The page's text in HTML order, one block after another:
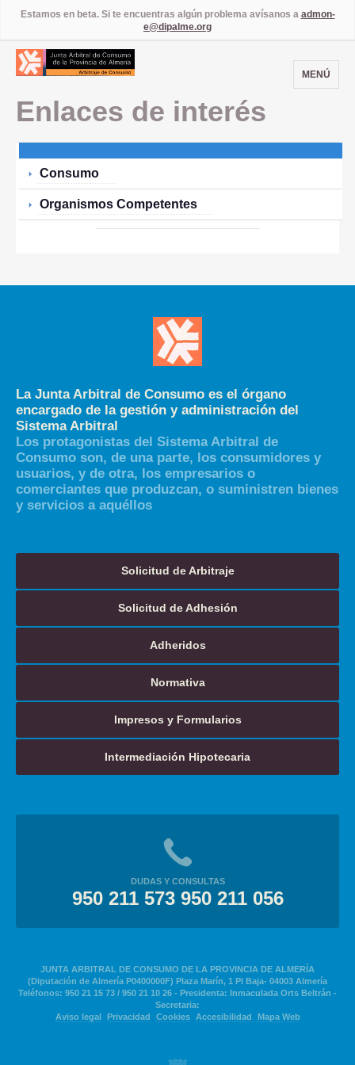
Estamos en beta. Si te encuentras algún problema avísanos a admon-
e@dipalme.org
MENÚ
Enlaces de interés
Consumo
Organismos Competentes
La Junta Arbitral de Consumo es el órgano
encargado de la gestión y administración del
Sistema Arbitral
Los protagonistas del Sistema Arbitral de
Consumo son, de una parte, los consumidores y
usuarios, y de otra, los empresarios o
comerciantes que produzcan, o suministren bienes
y servicios a aquéllos
Solicitud de Arbitraje
Solicitud de Adhesión
Adheridos
Normativa
Impresos y Formularios
Intermediación Hipotecaria
DUDAS Y CONSULTAS
950 211 573 950 211 056
JUNTA ARBITRAL DE CONSUMO DE LA PROVINCIA DE ALMERÍA
(Diputación de Almería P0400000F) Plaza Marín, 1 Pl Baja- 04003 Almería
Teléfonos: 950 21 15 73 / 950 21 10 26 - Presidenta: Inmaculada Orts Beltrán -
Secretaria:
Aviso legal
Privacidad Cookies Accesibilidad Mapa Web